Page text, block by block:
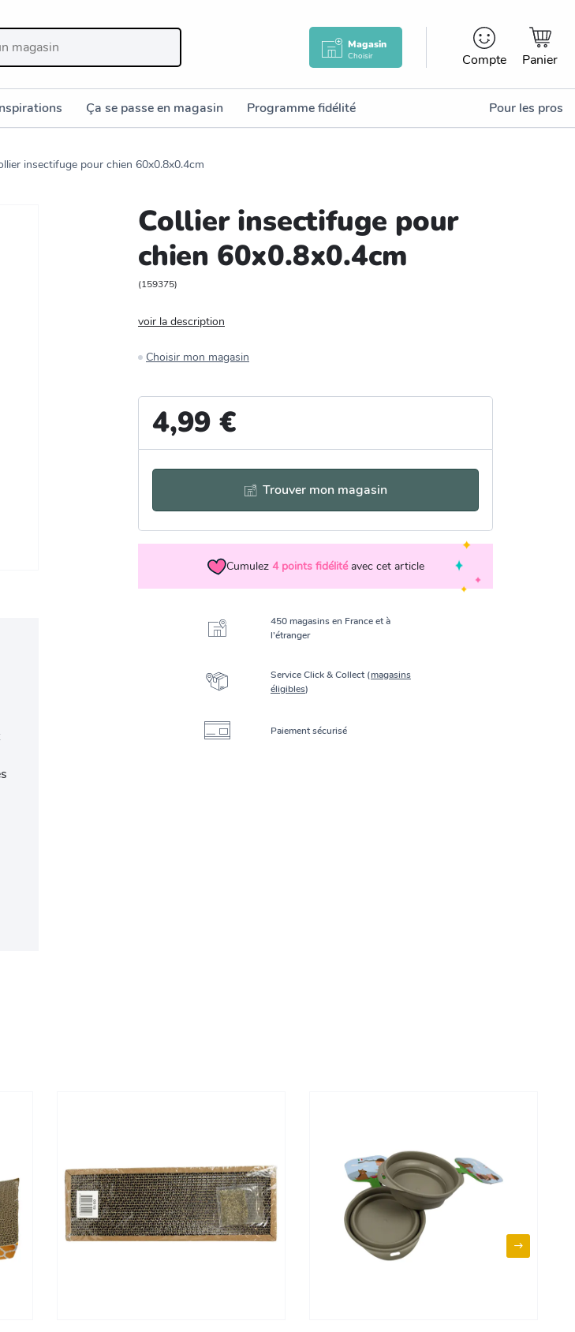
Magasin
Choisir Compte Panier
Ça se passe en magasin Programme fidélité Pour les pros
insectifuge pour chien 60x0.8x0.4cm
Collier insectifuge pour
chien 60x0.8x0.4cm
(159375)
voir la description
Choisir mon magasin
4,99 €
Trouver mon magasin
Cumulez 4 points fidélité avec cet article
450 magasins en France et à
l’étranger
Service Click & Collect (magasins
éligibles)
Paiement sécurisé